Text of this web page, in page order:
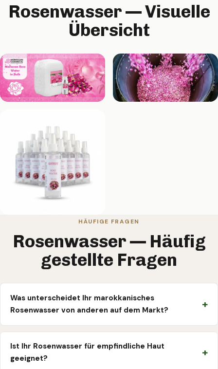
Rosenwasser — Visuelle
Übersicht
HÄUFIGE FRAGEN
Rosenwasser — Häufig
gestellte Fragen
Was unterscheidet Ihr marokkanisches
Rosenwasser von anderen auf dem Markt?
Ist Ihr Rosenwasser für empfindliche Haut
geeignet?